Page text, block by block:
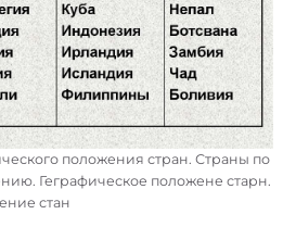
положения стран. Страны по
Геграфическое положене старн.
стан